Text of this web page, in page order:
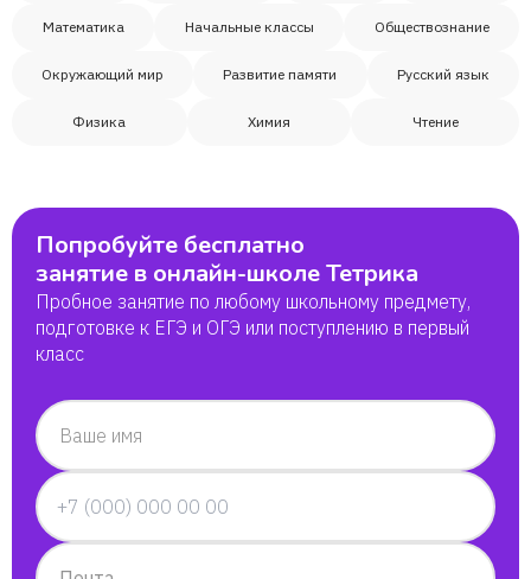
Ирина
Владимир
Ирина Николаевна Соловьева
Людмила
Даниял
Математика Начальные классы Обществознание
Окружающий мир Развитие памяти Русский язык
Физика Химия Чтение
Попробуйте бесплатно
занятие в онлайн-школе Тетрика
Пробное занятие по любому школьному предмету,
подготовке к ЕГЭ и ОГЭ или поступлению в первый
класс
Ваше имя